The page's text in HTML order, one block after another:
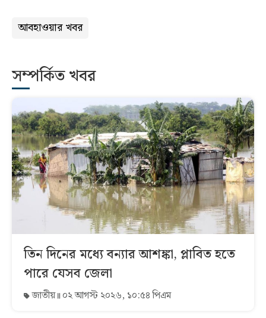
আবহাওয়ার খবর
সম্পর্কিত খবর
তিন দিনের মধ্যে বন্যার আশঙ্কা, প্লাবিত হতে
পারে যেসব জেলা
জাতীয় ০২ আগস্ট ২০২৬, ১০:৫৪ পিএম